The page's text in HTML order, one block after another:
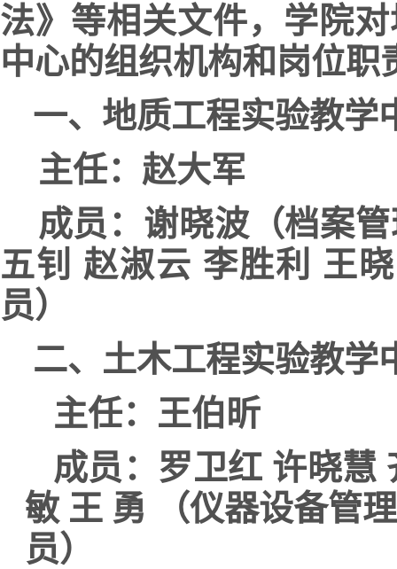
法》等相关文件，学院
中心的组织机构和岗位
一、地质工程实验教学
主任：赵大军
成员：谢晓波（档案
五钊 赵淑云 李胜利 王
员）
二、土木工程实验教学
主任：王伯昕
成员：罗卫红 许晓慧
敏 王 勇 （仪器设备管
员）